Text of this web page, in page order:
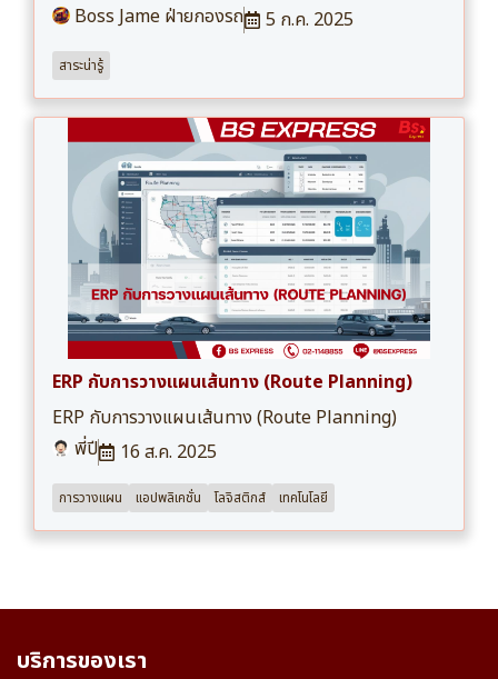
Boss Jame ฝ่ายกองรถ
5 ก.ค. 2025
สาระน่ารู้
ERP กับการวางแผนเส้นทาง (Route Planning)
ERP กับการวางแผนเส้นทาง (Route Planning)
พี่ปี
16 ส.ค. 2025
การวางแผน แอปพลิเคชั่น โลจิสติกส์ เทคโนโลยี
บริการของเรา